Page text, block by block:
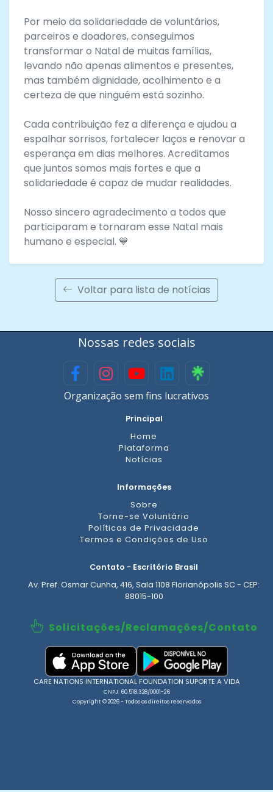
Por meio da solidariedade de voluntários,
parceiros e doadores, conseguimos
transformar o Natal de muitas famílias,
levando não apenas alimentos e presentes,
mas também dignidade, acolhimento e a
certeza de que ninguém está sozinho.
Cada contribuição fez a diferença e ajudou a
espalhar sorrisos, fortalecer laços e renovar a
esperança em dias melhores. Acreditamos
que juntos somos mais fortes e que a
solidariedade é capaz de mudar realidades.
Nosso sincero agradecimento a todos que
participaram e tornaram esse Natal mais
humano e especial. 💙
Voltar para lista de notícias
Nossas redes sociais
Organização sem fins lucrativos
Principal
Home
Plataforma
Notícias
Informações
Sobre
Torne-se Voluntário
Políticas de Privacidade
Termos e Condições de Uso
Contato - Escritório Brasil
Av. Pref. Osmar Cunha, 416, Sala 1108 Florianópolis SC - CEP:
88015-100
Solicitações/Reclamações/Contato
CARE NATIONS INTERNATIONAL FOUNDATION SUPORTE A VIDA
CNPJ: 60.518.328/0001-26
Copyright © 2026 - Todos os direitos reservados